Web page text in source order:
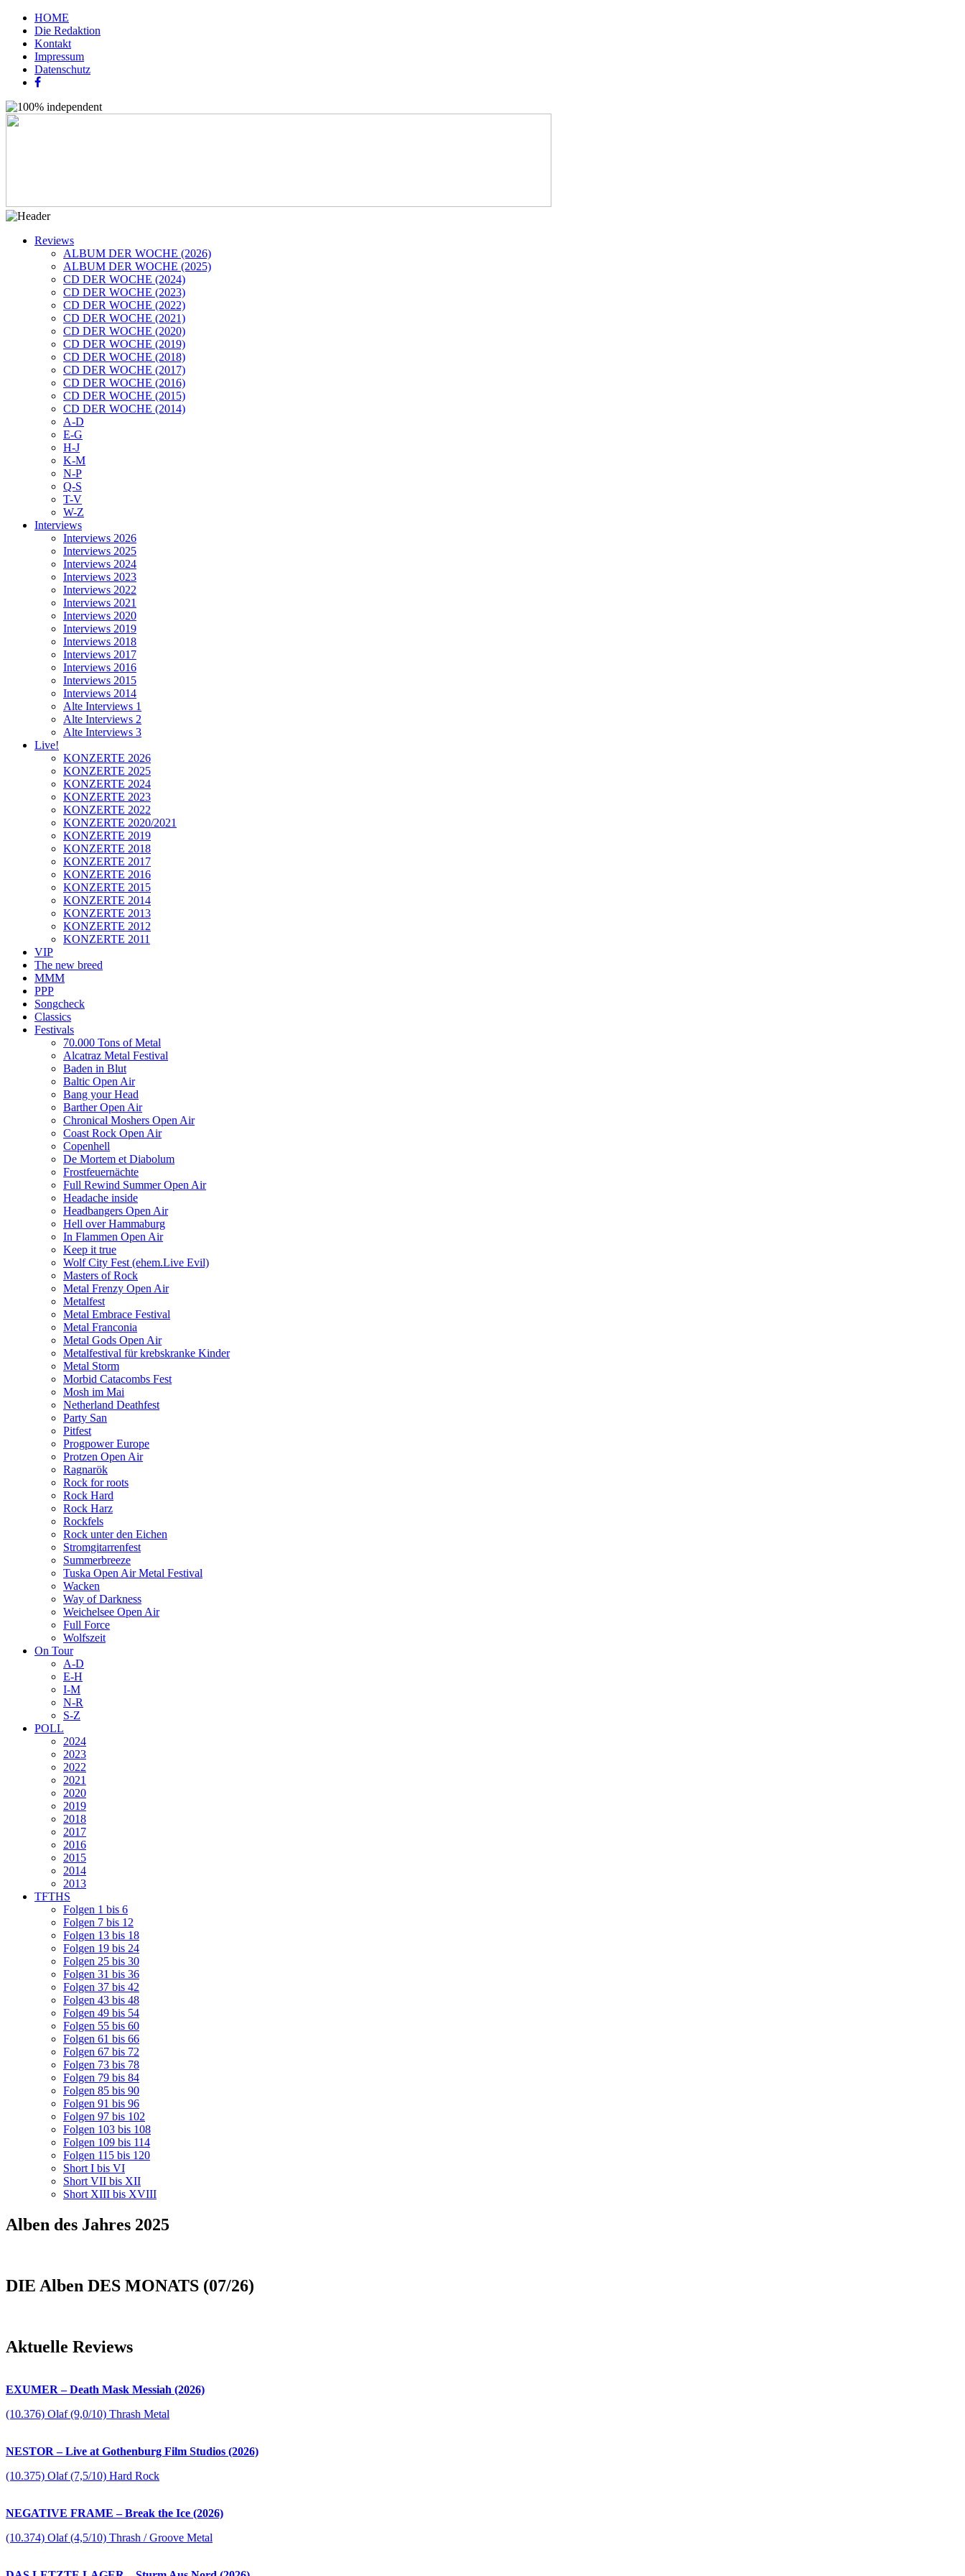
HOME
Die Redaktion
Kontakt
Impressum
Datenschutz
Reviews
ALBUM DER WOCHE (2026)
ALBUM DER WOCHE (2025)
CD DER WOCHE (2024)
CD DER WOCHE (2023)
CD DER WOCHE (2022)
CD DER WOCHE (2021)
CD DER WOCHE (2020)
CD DER WOCHE (2019)
CD DER WOCHE (2018)
CD DER WOCHE (2017)
CD DER WOCHE (2016)
CD DER WOCHE (2015)
CD DER WOCHE (2014)
A-D
E-G
H-J
K-M
N-P
Q-S
T-V
W-Z
Interviews
Interviews 2026
Interviews 2025
Interviews 2024
Interviews 2023
Interviews 2022
Interviews 2021
Interviews 2020
Interviews 2019
Interviews 2018
Interviews 2017
Interviews 2016
Interviews 2015
Interviews 2014
Alte Interviews 1
Alte Interviews 2
Alte Interviews 3
Live!
KONZERTE 2026
KONZERTE 2025
KONZERTE 2024
KONZERTE 2023
KONZERTE 2022
KONZERTE 2020/2021
KONZERTE 2019
KONZERTE 2018
KONZERTE 2017
KONZERTE 2016
KONZERTE 2015
KONZERTE 2014
KONZERTE 2013
KONZERTE 2012
KONZERTE 2011
VIP
The new breed
MMM
PPP
Songcheck
Classics
Festivals
70.000 Tons of Metal
Alcatraz Metal Festival
Baden in Blut
Baltic Open Air
Bang your Head
Barther Open Air
Chronical Moshers Open Air
Coast Rock Open Air
Copenhell
De Mortem et Diabolum
Frostfeuernächte
Full Rewind Summer Open Air
Headache inside
Headbangers Open Air
Hell over Hammaburg
In Flammen Open Air
Keep it true
Wolf City Fest (ehem.Live Evil)
Masters of Rock
Metal Frenzy Open Air
Metalfest
Metal Embrace Festival
Metal Franconia
Metal Gods Open Air
Metalfestival für krebskranke Kinder
Metal Storm
Morbid Catacombs Fest
Mosh im Mai
Netherland Deathfest
Party San
Pitfest
Progpower Europe
Protzen Open Air
Ragnarök
Rock for roots
Rock Hard
Rock Harz
Rockfels
Rock unter den Eichen
Stromgitarrenfest
Summerbreeze
Tuska Open Air Metal Festival
Wacken
Way of Darkness
Weichelsee Open Air
Full Force
Wolfszeit
On Tour
A-D
E-H
I-M
N-R
S-Z
POLL
2024
2023
2022
2021
2020
2019
2018
2017
2016
2015
2014
2013
TFTHS
Folgen 1 bis 6
Folgen 7 bis 12
Folgen 13 bis 18
Folgen 19 bis 24
Folgen 25 bis 30
Folgen 31 bis 36
Folgen 37 bis 42
Folgen 43 bis 48
Folgen 49 bis 54
Folgen 55 bis 60
Folgen 61 bis 66
Folgen 67 bis 72
Folgen 73 bis 78
Folgen 79 bis 84
Folgen 85 bis 90
Folgen 91 bis 96
Folgen 97 bis 102
Folgen 103 bis 108
Folgen 109 bis 114
Folgen 115 bis 120
Short I bis VI
Short VII bis XII
Short XIII bis XVIII
Alben des Jahres 2025
DIE Alben DES MONATS (07/26)
Aktuelle Reviews
EXUMER – Death Mask Messiah (2026)
(10.376) Olaf (9,0/10) Thrash Metal
NESTOR – Live at Gothenburg Film Studios (2026)
(10.375) Olaf (7,5/10) Hard Rock
NEGATIVE FRAME – Break the Ice (2026)
(10.374) Olaf (4,5/10) Thrash / Groove Metal